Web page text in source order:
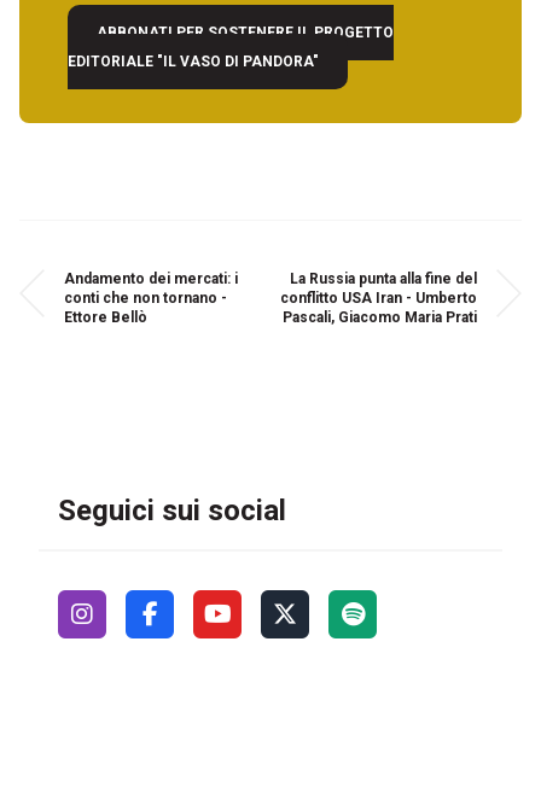
ABBONATI PER SOSTENERE IL PROGETTO
EDITORIALE "IL VASO DI PANDORA"
Andamento dei mercati: i
conti che non tornano -
Ettore Bellò
La Russia punta alla fine del
conflitto USA Iran - Umberto
Pascali, Giacomo Maria Prati
Seguici sui social